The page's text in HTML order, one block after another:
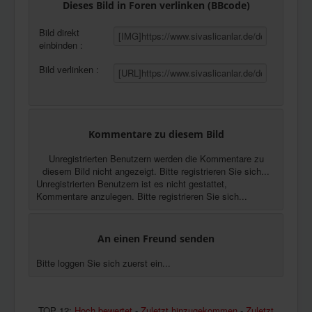
Dieses Bild in Foren verlinken (BBcode)
Bild direkt
einbinden :
Bild verlinken :
Kommentare zu diesem Bild
Unregistrierten Benutzern werden die Kommentare zu
diesem Bild nicht angezeigt. Bitte registrieren Sie sich...
Unregistrierten Benutzern ist es nicht gestattet,
Kommentare anzulegen. Bitte registrieren Sie sich...
An einen Freund senden
Bitte loggen Sie sich zuerst ein...